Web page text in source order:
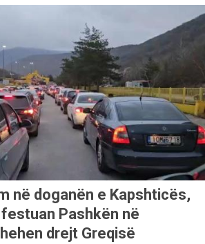
në doganën e Kapshticës,
Pashkën në
drejt Greqisë